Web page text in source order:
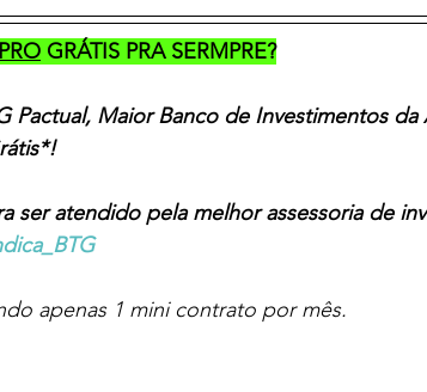
GRÁTIS PRA SERMPRE?
Pactual, Maior Banco de Investimentos
ser atendido pela melhor assessoria de
apenas 1 mini contrato por mês.